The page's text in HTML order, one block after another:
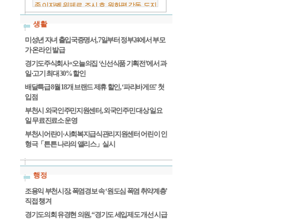
존 이자벨 위페르, 조시 호, 원화평 감독, 도지
원 배우
생활
미성년 자녀 출입국증명서, 7일부터 정부24에서 부모
가 온라인 발급
경기도주식회사×오늘의집 ‘신선식품 기획전’에서 과
일·고기 최대 30% 할인
배달특급 8월 18개 브랜드 제휴 할인, ‘파리바게뜨’ 첫
입점
부천시 외국인주민지원센터, 외국인주민 대상 일요
일 무료진료소 운영
부천시어린이·사회복지급식관리지원센터 어린이 인
형극「튼튼 나라의 앨리스」실시
행정
조용익 부천시장, 폭염경보 속 ‘원도심 폭염 취약계층’
직접 챙겨
경기도의회 유경현 의원, “경기도 세입제도 개선 시급